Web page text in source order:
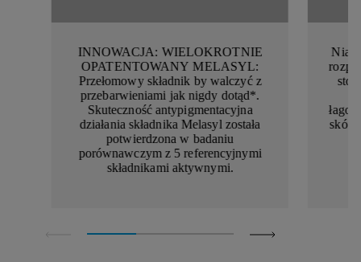
INNOWACJA: WIELOKROTNIE
OPATENTOWANY MELASYL:
Przełomowy składnik by walczyć z
przebarwieniami jak nigdy dotąd*.
Skuteczność antypigmentacyjna
działania składnika Melasyl została
potwierdzona w badaniu
porównawczym z 5 referencyjnymi
składnikami aktywnymi.